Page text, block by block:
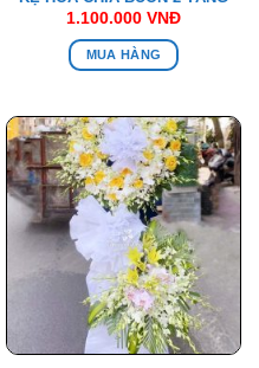
1.100.000 VNĐ
MUA HÀNG